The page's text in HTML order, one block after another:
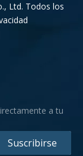
Ltd. Todos los
a tu
Suscribirse